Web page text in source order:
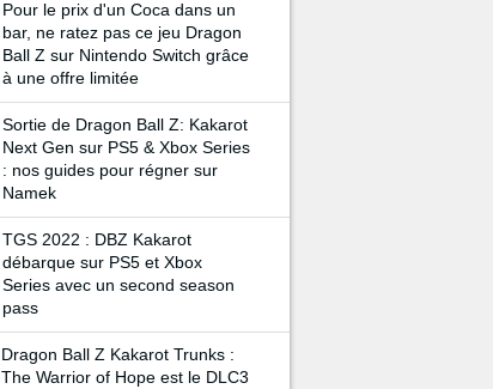
Pour le prix d'un Coca dans un
bar, ne ratez pas ce jeu Dragon
Ball Z sur Nintendo Switch grâce
à une offre limitée
Sortie de Dragon Ball Z: Kakarot
Next Gen sur PS5 & Xbox Series
: nos guides pour régner sur
Namek
TGS 2022 : DBZ Kakarot
débarque sur PS5 et Xbox
Series avec un second season
pass
Dragon Ball Z Kakarot Trunks :
The Warrior of Hope est le DLC3